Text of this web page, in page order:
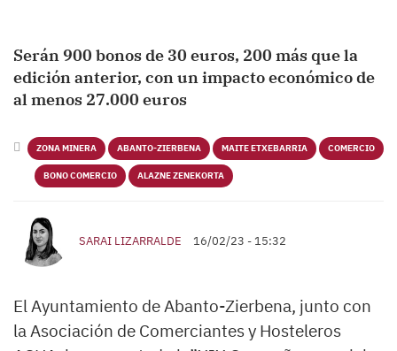
Serán 900 bonos de 30 euros, 200 más que la
edición anterior, con un impacto económico de
al menos 27.000 euros
ZONA MINERA ABANTO-ZIERBENA MAITE ETXEBARRIA COMERCIO
BONO COMERCIO ALAZNE ZENEKORTA
SARAI LIZARRALDE 16/02/23 - 15:32
El Ayuntamiento de Abanto-Zierbena, junto con
la Asociación de Comerciantes y Hosteleros